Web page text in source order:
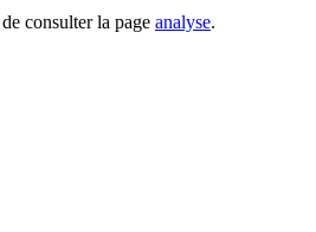
consulter la page analyse.